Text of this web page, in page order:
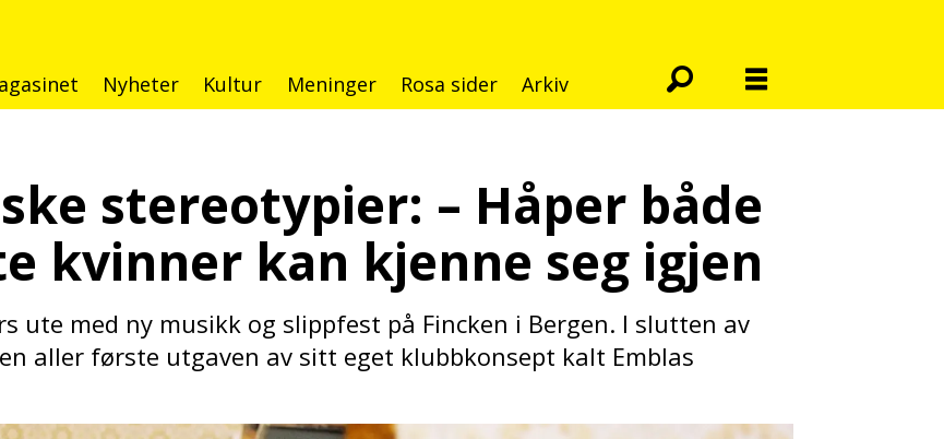
Nyheter Kultur Meninger Rosa sider Arkiv
stereotypier: – Håper både
kvinner kan kjenne seg igjen
ute med ny musikk og slippfest på Fincken i Bergen. I slutten av
aller første utgaven av sitt eget klubbkonsept kalt Emblas